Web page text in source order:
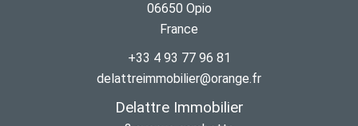
06650 Opio
France
+33 4 93 77 96 81
delattreimmobilier@orange.fr
Delattre Immobilier